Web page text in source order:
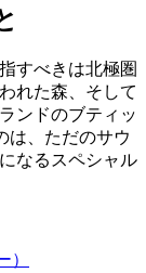
すべきは北極圏
れた森、そして
ンドのブティッ
は、ただのサウ
なるスペシャル
）